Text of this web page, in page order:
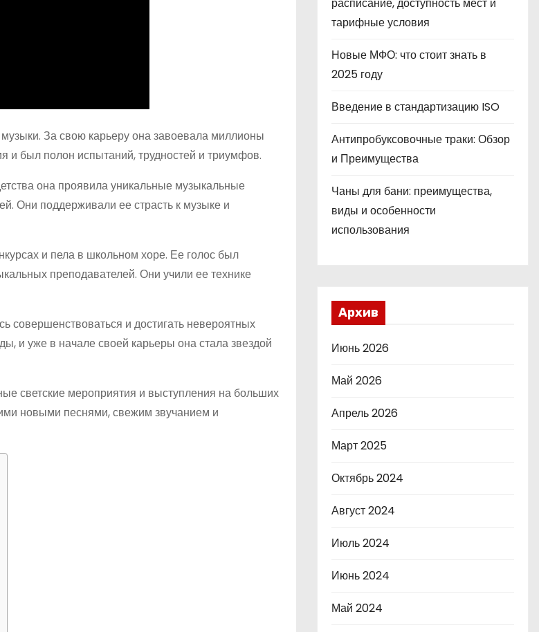
За свою карьеру она завоевала миллионы
и был полон испытаний, трудностей и триумфов.
она проявила уникальные музыкальные
Они поддерживали ее страсть к музыке и
и пела в школьном хоре. Ее голос был
преподавателей. Они учили ее технике
совершенствоваться и достигать невероятных
и уже в начале своей карьеры она стала звездой
светские мероприятия и выступления на больших
новыми песнями, свежим звучанием и
тарифные условия
Новые МФО: что стоит знать в
2025 году
Введение в стандартизацию ISO
Антипробуксовочные траки: Обзор
и Преимущества
Чаны для бани: преимущества,
виды и особенности
использования
Архив
Июнь 2026
Май 2026
Апрель 2026
Март 2025
Октябрь 2024
Август 2024
Июль 2024
Июнь 2024
Май 2024